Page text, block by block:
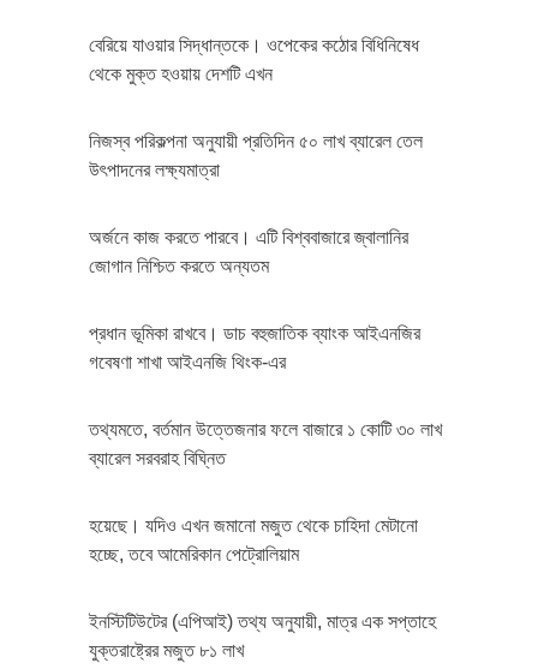
বেরিয়ে যাওয়ার সিদ্ধান্তকে। ওপেকের কঠোর বিধিনিষেধ
থেকে মুক্ত হওয়ায় দেশটি এখন
নিজস্ব পরিকল্পনা অনুযায়ী প্রতিদিন ৫০ লাখ ব্যারেল তেল
উৎপাদনের লক্ষ্যমাত্রা
অর্জনে কাজ করতে পারবে। এটি বিশ্ববাজারে জ্বালানির
জোগান নিশ্চিত করতে অন্যতম
প্রধান ভূমিকা রাখবে। ডাচ বহুজাতিক ব্যাংক আইএনজির
গবেষণা শাখা আইএনজি থিংক-এর
তথ্যমতে, বর্তমান উত্তেজনার ফলে বাজারে ১ কোটি ৩০ লাখ
ব্যারেল সরবরাহ বিঘ্নিত
হয়েছে। যদিও এখন জমানো মজুত থেকে চাহিদা মেটানো
হচ্ছে, তবে আমেরিকান পেট্রোলিয়াম
ইনস্টিটিউটের (এপিআই) তথ্য অনুযায়ী, মাত্র এক সপ্তাহে
যুক্তরাষ্ট্রের মজুত ৮১ লাখ